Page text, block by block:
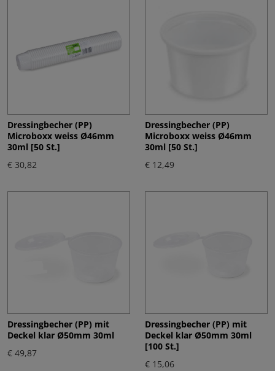
Dressingbecher (PP)
Microboxx weiss Ø46mm
30ml [50 St.]
€ 30,82
Dressingbecher (PP)
Microboxx weiss Ø46mm
30ml [50 St.]
€ 12,49
Dressingbecher (PP) mit
Deckel klar Ø50mm 30ml
€ 49,87
Dressingbecher (PP) mit
Deckel klar Ø50mm 30ml
[100 St.]
€ 15,06